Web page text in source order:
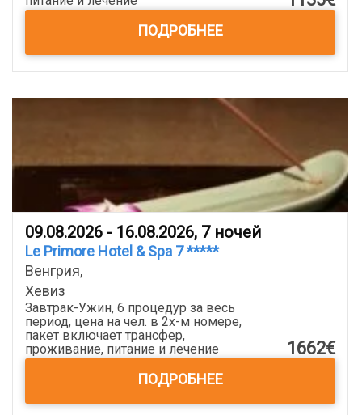
ПОДРОБНЕЕ
09.08.2026 - 16.08.2026, 7 ночей
Le Primore Hotel & Spa 7 *****
Венгрия,
Хевиз
Завтрак-Ужин, 6 процедур за весь
период, цена на чел. в 2x-м номере,
пакет включает трансфер,
проживание, питание и лечение
1662€
ПОДРОБНЕЕ